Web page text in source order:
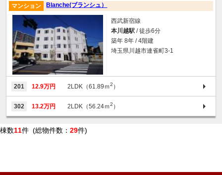
Blanche(ブランシュ）
マンション
西武新宿線
本川越駅 / 徒歩6分
築年 8年 / 4階建
埼玉県川越市連雀町3-1
201 12.9万円 2LDK（61.89ｍ2 ）
302 13.2万円 2LDK（56.24ｍ2 ）
棟数11件 (総物件数： 29件)